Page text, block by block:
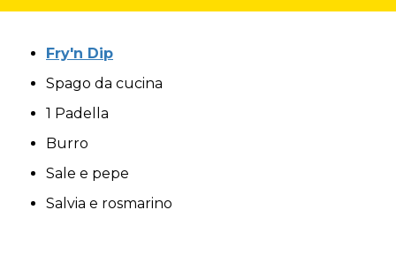
Fry'n Dip
Spago da cucina
1 Padella
Burro
Sale e pepe
Salvia e rosmarino